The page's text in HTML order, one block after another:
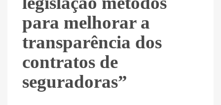
para melhorar a
transparência dos
contratos de
seguradoras”